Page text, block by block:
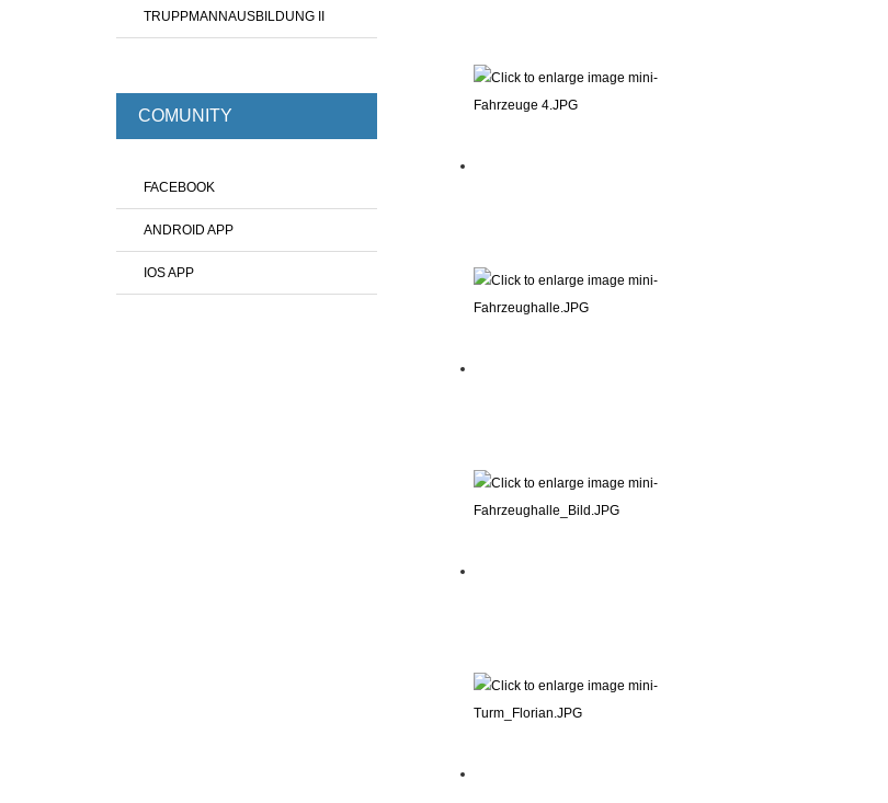
TRUPPMANNAUSBILDUNG II
COMUNITY
FACEBOOK
ANDROID APP
IOS APP